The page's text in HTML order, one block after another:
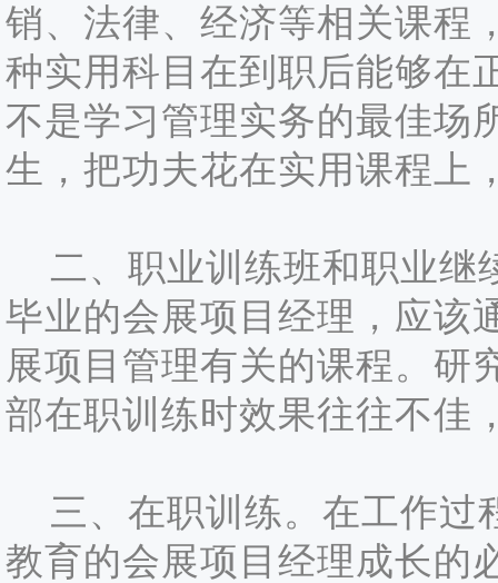
销、法律、经济等相关课程
种实用科目在到职后能够在
不是学习管理实务的最佳场
生，把功夫花在实用课程上
二、职业训练班和职业继
毕业的会展项目经理，应该
展项目管理有关的课程。研
部在职训练时效果往往不佳
三、在职训练。在工作过
教育的会展项目经理成长的